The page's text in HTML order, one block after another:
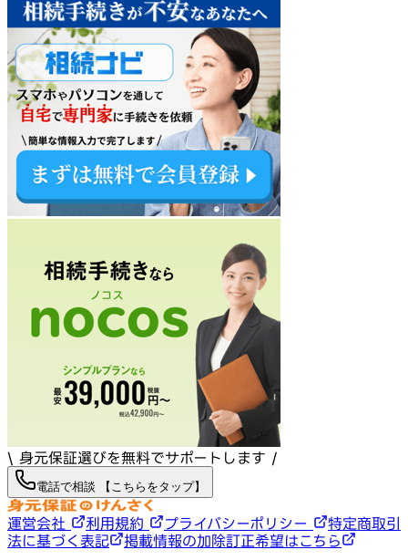
\ 身元保証選びを無料でサポートします /
電話で相談 【こちらをタップ】
運営会社 利用規約 プライバシーポリシー
特定商取引
法に基づく表記
掲載情報の加除訂正希望はこちら